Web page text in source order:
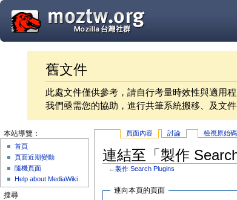
舊文件
此處文件僅供參考，請自行考量時效性與適用
我們亟需您的協助，進行共筆系統搬移、及文
頁面內容 討論 檢視原始碼
連結至「製作
←製作 Search Plugins
連向本頁的頁面
本站導覽：
首頁
頁面近期變動
隨機頁面
Help about MediaWiki
搜尋